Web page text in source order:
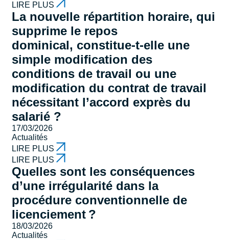
LIRE PLUS
La nouvelle répartition horaire, qui
supprime le repos
dominical, constitue-t-elle une
simple modification des
conditions de travail ou une
modification du contrat de travail
nécessitant l’accord exprès du
salarié ?
17/03/2026
Actualités
LIRE PLUS
LIRE PLUS
Quelles sont les conséquences
d’une irrégularité dans la
procédure conventionnelle de
licenciement ?
18/03/2026
Actualités